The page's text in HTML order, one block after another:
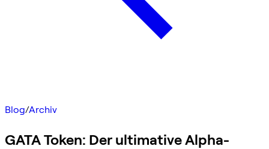
Blog/Archiv
GATA Token: Der ultimative Alpha-